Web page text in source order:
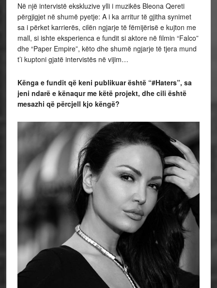
Në një intervistë ekskluzive ylli i muzikës Bleona Qereti
përgjigjet në shumë pyetje: A i ka arritur të gjitha synimet
sa i përket karrierës, cilën ngjarje të fëmijërisë e kujton me
mall, si ishte eksperienca e fundit si aktore në filmin “Falco”
dhe “Paper Empire”, këto dhe shumë ngjarje të tjera mund
t’i kuptoni gjatë intervistës në vijim…
Kënga e fundit që keni publikuar është “#Haters”, sa
jeni ndarë e kënaqur me këtë projekt, dhe cili është
mesazhi që përcjell kjo këngë?